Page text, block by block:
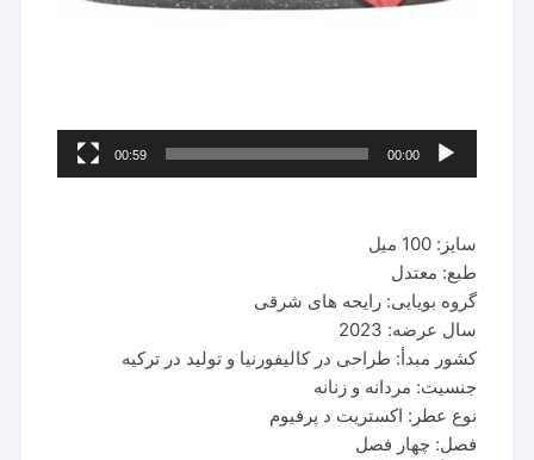
00:00
00:59
سایز: 100 میل
طبع: معتدل
گروه بویایی: رایحه های شرقی
سال عرضه: 2023
کشور مبدأ: طراحی در کالیفورنیا و تولید در ترکیه
جنسیت: مردانه و زنانه
نوع عطر: اکستریت د پرفیوم
فصل: چهار فصل